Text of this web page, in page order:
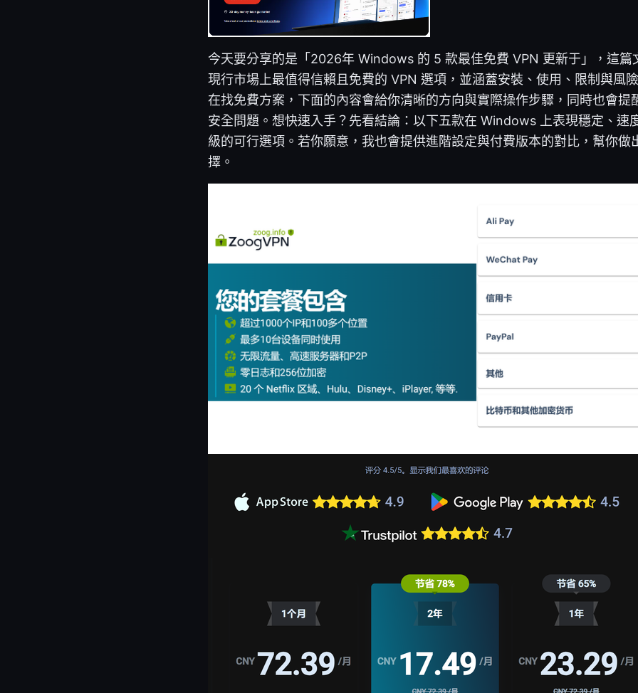
今天要分享的是「2026年 Windows 的 5 款最佳免費 VPN 更新于」，這篇
現行市場上最值得信賴且免費的 VPN 選項，並涵蓋安裝、使用、限制與風
在找免費方案，下面的內容會給你清晰的方向與實際操作步驟，同時也會提
安全問題。想快速入手？先看結論：以下五款在 Windows 上表現穩定、速
級的可行選項。若你願意，我也會提供進階設定與付費版本的對比，幫你做
擇。